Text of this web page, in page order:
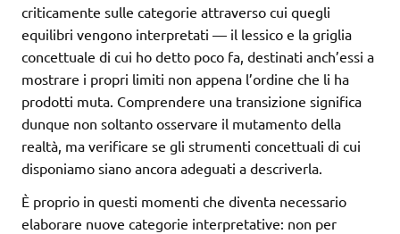
criticamente sulle categorie attraverso cui quegli
equilibri vengono interpretati — il lessico e la griglia
concettuale di cui ho detto poco fa, destinati anch’essi a
mostrare i propri limiti non appena l’ordine che li ha
prodotti muta. Comprendere una transizione significa
dunque non soltanto osservare il mutamento della
realtà, ma verificare se gli strumenti concettuali di cui
disponiamo siano ancora adeguati a descriverla.
È proprio in questi momenti che diventa necessario
elaborare nuove categorie interpretative: non per